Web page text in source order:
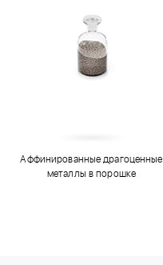
Аффинированные драгоценные
металлы в порошке